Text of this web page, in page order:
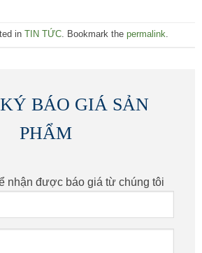
in TIN TỨC . Bookmark the permalink
BÁO GIÁ SẢN
PHẨM
nhận được báo giá từ chúng tôi